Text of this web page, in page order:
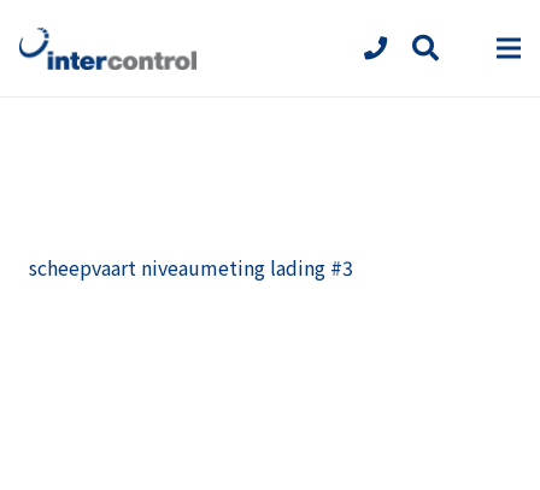
scheepvaart niveaumeting lading #3